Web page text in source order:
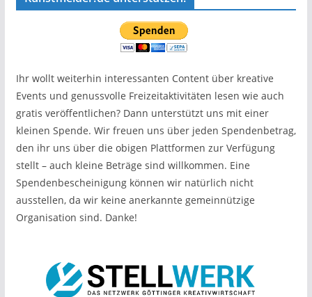
Ihr wollt weiterhin interessanten Content über kreative
Events und genussvolle Freizeitaktivitäten lesen wie auch
gratis veröffentlichen? Dann unterstützt uns mit einer
kleinen Spende. Wir freuen uns über jeden Spendenbetrag,
den ihr uns über die obigen Plattformen zur Verfügung
stellt – auch kleine Beträge sind willkommen. Eine
Spendenbescheinigung können wir natürlich nicht
ausstellen, da wir keine anerkannte gemeinnützige
Organisation sind. Danke!